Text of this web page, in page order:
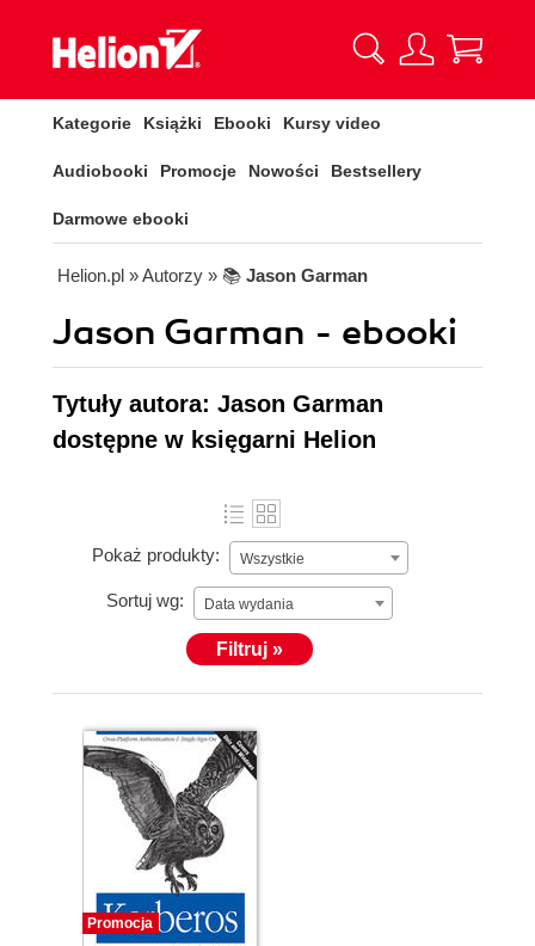
Kategorie Książki Ebooki Kursy video
Audiobooki Promocje Nowości Bestsellery
Darmowe ebooki
Helion.pl » Autorzy » 📚 Jason Garman
Jason Garman - ebooki
Tytuły autora: Jason Garman
dostępne w księgarni Helion
Pokaż produkty: Wszystkie
Sortuj wg: Data wydania
Filtruj »
Promocja